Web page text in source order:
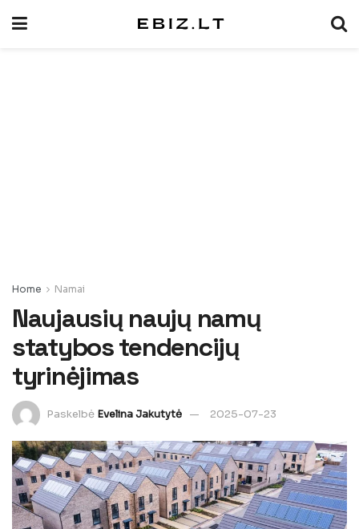
Home Namai
Naujausių naujų namų
statybos tendencijų
tyrinėjimas
Paskelbė Evelina Jakutytė 2025-07-23